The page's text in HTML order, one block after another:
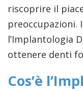
riscoprire il
preoccupazioni.
l’Implantologia
ottenere denti
Cos’è